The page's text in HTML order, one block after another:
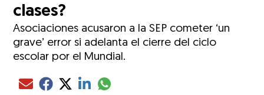
clases?
Asociaciones acusaron a la SEP cometer ‘un
grave’ error si adelanta el cierre del ciclo
escolar por el Mundial.
Compartir el artículo actual mediante Email
Compartir el artículo actual mediante Facebook
Compartir el artículo actual mediante Twitter
Compartir el artículo actual mediante LinkedIn
Compartir el artículo actual mediante